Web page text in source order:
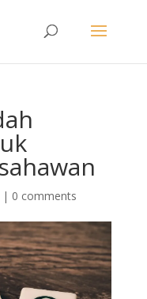
| 0 comments